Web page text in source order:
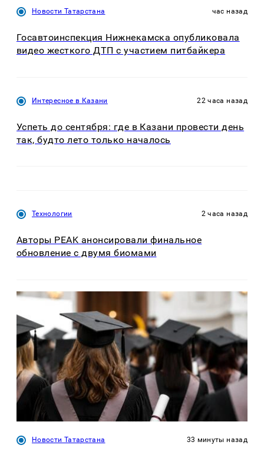
Новости Татарстана час назад
Госавтоинспекция Нижнекамска опубликовала
видео жесткого ДТП с участием питбайкера
Интересное в Казани 22 часа назад
Успеть до сентября: где в Казани провести день
так, будто лето только началось
Технологии 2 часа назад
Авторы PEAK анонсировали финальное
обновление с двумя биомами
Новости Татарстана 33 минуты назад